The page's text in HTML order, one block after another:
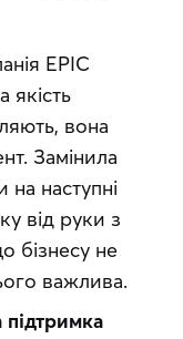
EPIC
якість
вона
Замінила
наступні
від руки з
бізнесу не
важлива.
підтримка